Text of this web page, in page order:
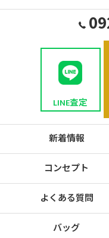
LINE査定
新着情報
コンセプト
よくある質問
バッグ